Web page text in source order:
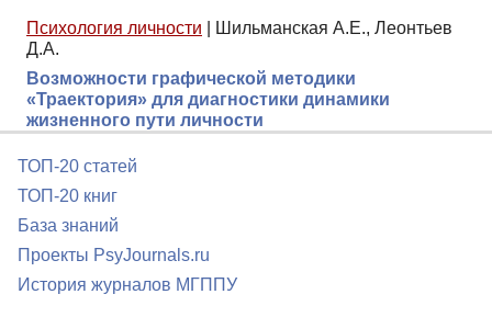
Психология личности
Шильманская А.Е., Леонтьев
Д.А.
Возможности графической методики
«Траектория» для диагностики динамики
жизненного пути личности
ТОП-20 статей
ТОП-20 книг
База знаний
Проекты PsyJournals.ru
История журналов МГППУ